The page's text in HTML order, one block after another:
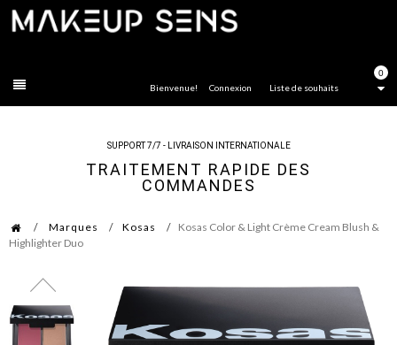
0
Liste de souhaits
Bienvenue! Connexion
SUPPORT 7/7 - LIVRAISON INTERNATIONALE
TRAITEMENT RAPIDE DES
COMMANDES
Marques Kosas
Kosas Color & Light Crème Cream Blush &
Highlighter Duo